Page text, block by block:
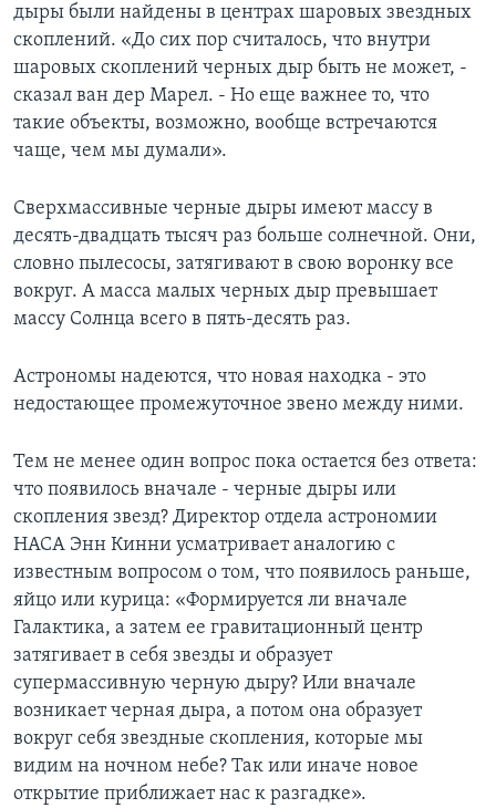
Языки
дыры были найдены в центрах шаровых звездных
скоплений. «До сих пор считалось, что внутри
шаровых скоплений черных дыр быть не может, -
сказал ван дер Марел. - Но еще важнее то, что
такие объекты, возможно, вообще встречаются
чаще, чем мы думали».
Сверхмассивные черные дыры имеют массу в
десять-двадцать тысяч раз больше солнечной. Они,
словно пылесосы, затягивают в свою воронку все
вокруг. А масса малых черных дыр превышает
массу Солнца всего в пять-десять раз.
Астрономы надеются, что новая находка - это
недостающее промежуточное звено между ними.
Тем не менее один вопрос пока остается без ответа:
что появилось вначале - черные дыры или
скопления звезд? Директор отдела астрономии
НАСА Энн Кинни усматривает аналогию с
известным вопросом о том, что появилось раньше,
яйцо или курица: «Формируется ли вначале
Галактика, а затем ее гравитационный центр
затягивает в себя звезды и образует
супермассивную черную дыру? Или вначале
возникает черная дыра, а потом она образует
вокруг себя звездные скопления, которые мы
видим на ночном небе? Так или иначе новое
открытие приближает нас к разгадке».